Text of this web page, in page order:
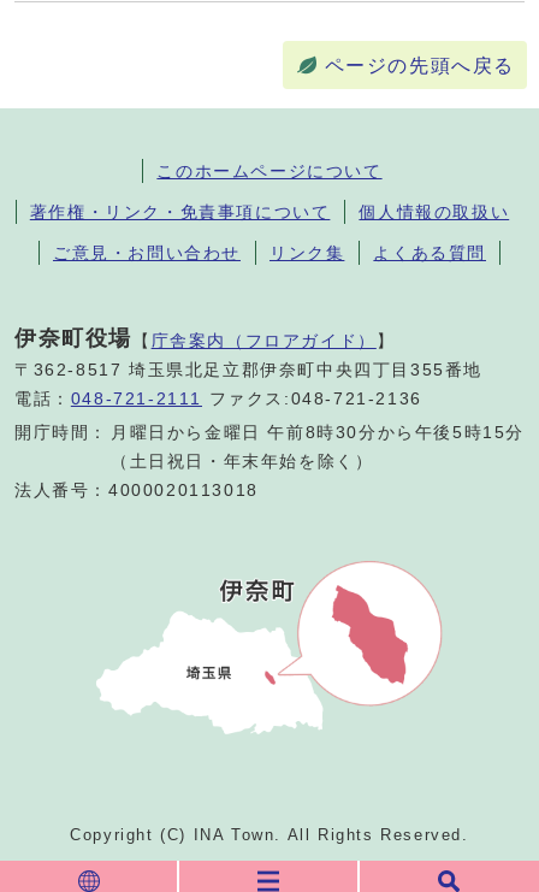
ページの先頭へ戻る
このホームページについて
著作権・リンク・免責事項について 個人情報の取扱い
ご意見・お問い合わせ リンク集 よくある質問
伊奈町役場 【 庁舎案内（フロアガイド） 】
〒362-8517 埼玉県北足立郡伊奈町中央四丁目355番地
電話： 048-721-2111
ファクス:048-721-2136
開庁時間：
月曜日から金曜日 午前8時30分から午後5時15分
（土日祝日・年末年始を除く）
法人番号：4000020113018
Copyright (C) INA Town. All Rights Reserved.